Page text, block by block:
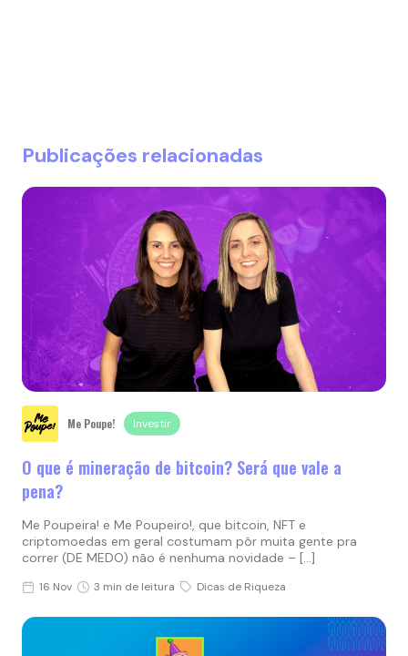
Publicações relacionadas
Me Poupe! Investir
O que é mineração de bitcoin? Será que vale a
pena?
Me Poupeira! e Me Poupeiro!, que bitcoin, NFT e
criptomoedas em geral costumam pôr muita gente pra
correr (DE MEDO) não é nenhuma novidade – […]
16 Nov 3 min de leitura Dicas de Riqueza